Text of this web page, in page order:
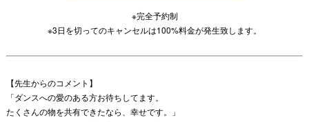
※完全予約制
※3日を切ってのキャンセルは100%料金が発生致します。
【先生からのコメント】
「ダンスへの愛のある方お待ちしてます。
たくさんの物を共有できたなら、幸せです。」